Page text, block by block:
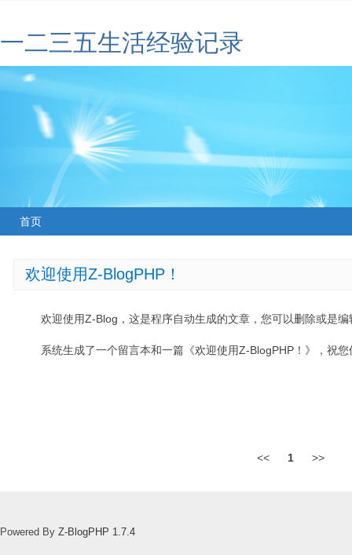
一二三五生活经验记录
首页
欢迎使用Z-BlogPHP！
欢迎使用Z-Blog，这是程序自动生成的文章，您可以删除或是编
系统生成了一个留言本和一篇《欢迎使用Z-BlogPHP！》，祝
<< 1 >>
Powered By Z-BlogPHP 1.7.4